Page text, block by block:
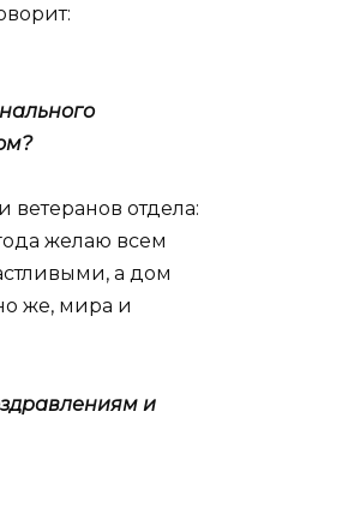
отдела:
желаю всем
а дом
же, мира и
и